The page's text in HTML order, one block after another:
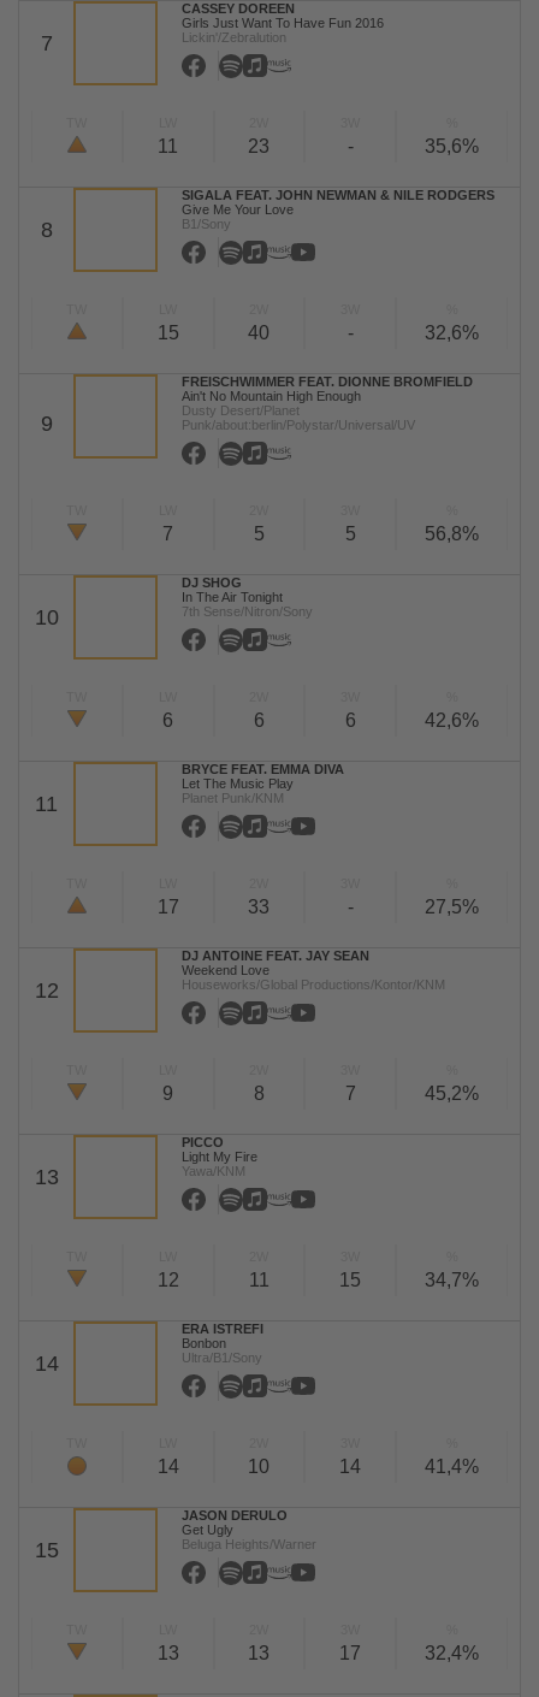
7
CASSEY DOREEN
Girls Just Want To Have Fun 2016
Lickin'/Zebralution
11 23 - 35,6%
8
SIGALA FEAT. JOHN NEWMAN & NILE RODGERS
Give Me Your Love
B1/Sony
15 40 - 32,6%
9
FREISCHWIMMER FEAT. DIONNE BROMFIELD
Ain't No Mountain High Enough
Dusty Desert/Planet
Punk/about:berlin/Polystar/Universal/UV
7 5 5 56,8%
10
DJ SHOG
In The Air Tonight
7th Sense/Nitron/Sony
6 6 6 42,6%
11
BRYCE FEAT. EMMA DIVA
Let The Music Play
Planet Punk/KNM
17 33 - 27,5%
12
DJ ANTOINE FEAT. JAY SEAN
Weekend Love
Houseworks/Global Productions/Kontor/KNM
9 8 7 45,2%
13
PICCO
Light My Fire
Yawa/KNM
12 11 15 34,7%
14
ERA ISTREFI
Bonbon
Ultra/B1/Sony
14 10 14 41,4%
15
JASON DERULO
Get Ugly
Beluga Heights/Warner
13 13 17 32,4%